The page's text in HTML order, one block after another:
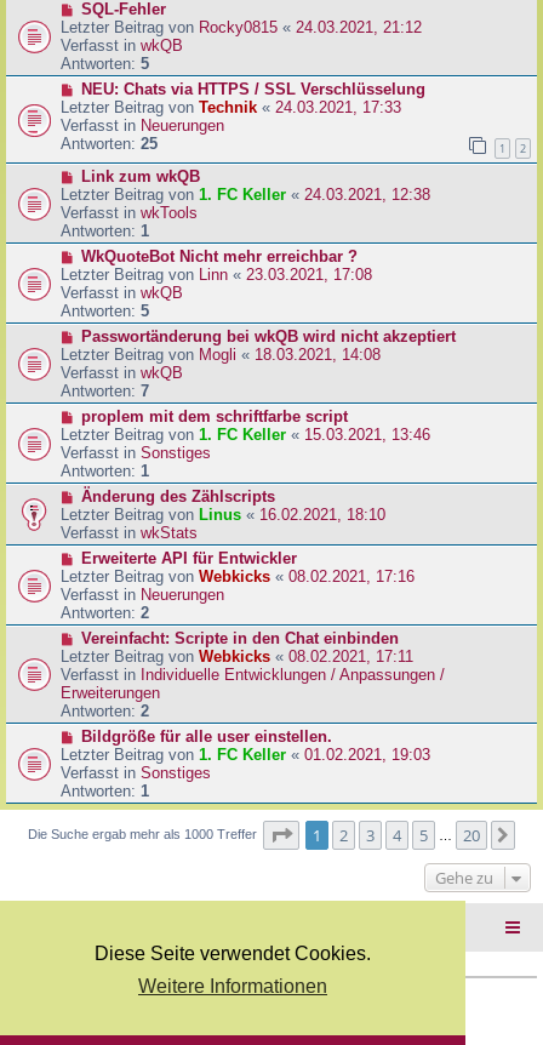
Diese Seite verwendet Cookies.
Weitere Informationen
a
g
B
e
i
t
a
g
N
e
u
e
r
B
e
i
t
a
g
SQL-Fehler
Letzter Beitrag von Rocky0815 « 24.03.2021, 21:12
Verfasst in wkQB
Antworten: 5
N
e
u
e
r
B
e
i
t
a
g
NEU: Chats via HTTPS / SSL Verschlüsselung
Letzter Beitrag von Technik « 24.03.2021, 17:33
Verfasst in Neuerungen
Antworten: 25 1 2
N
e
u
e
r
B
e
i
t
a
g
Link zum wkQB
Letzter Beitrag von 1. FC Keller « 24.03.2021, 12:38
Verfasst in wkTools
Antworten: 1
N
e
u
e
r
B
e
i
t
a
g
WkQuoteBot Nicht mehr erreichbar ?
Letzter Beitrag von Linn « 23.03.2021, 17:08
Verfasst in wkQB
Antworten: 5
N
e
u
e
r
B
e
i
t
a
g
Passwortänderung bei wkQB wird nicht akzeptiert
Letzter Beitrag von Mogli « 18.03.2021, 14:08
Verfasst in wkQB
Antworten: 7
N
e
u
e
r
B
e
i
r
a
g
proplem mit dem schriftfarbe script
Letzter Beitrag von 1. FC Keller « 15.03.2021, 13:46
Verfasst in Sonstiges
Antworten: 1
N
e
u
e
r
B
e
i
r
a
g
Änderung des Zählscripts
Letzter Beitrag von Linus « 16.02.2021, 18:10
Verfasst in wkStats
N
e
u
e
r
B
e
i
t
r
a
g
Erweiterte API für Entwickler
Letzter Beitrag von Webkicks « 08.02.2021, 17:16
Verfasst in Neuerungen
Antworten: 2
N
e
u
e
r
B
e
i
t
r
g
Vereinfacht: Scripte in den Chat einbinden
Letzter Beitrag von Webkicks « 08.02.2021, 17:11
Verfasst in Individuelle Entwicklungen / Anpassungen /
Erweiterungen
Antworten: 2
N
e
u
e
r
B
e
r
Bildgröße für alle user einstellen.
Letzter Beitrag von 1. FC Keller « 01.02.2021, 19:03
Verfasst in Sonstiges
Antworten: 1
Die Suche ergab mehr als 1000 Treffer Seite von
1 2 3 4 5 20
Gehe zu
Deutsche Übersetzung durchphpBB.de